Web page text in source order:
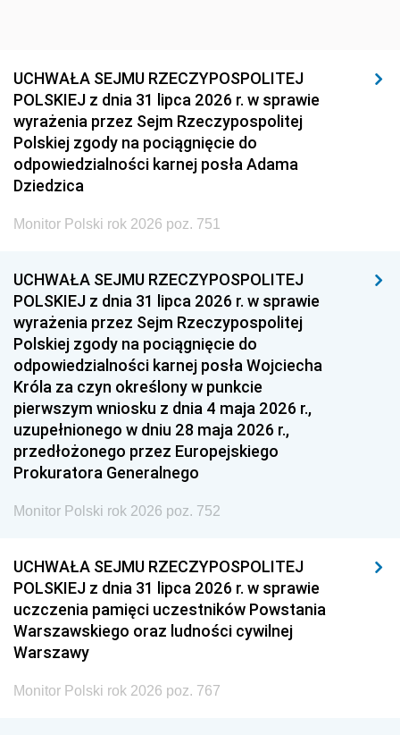
UCHWAŁA SEJMU RZECZYPOSPOLITEJ
POLSKIEJ z dnia 31 lipca 2026 r. w sprawie
wyrażenia przez Sejm Rzeczypospolitej
Polskiej zgody na pociągnięcie do
odpowiedzialności karnej posła Adama
Dziedzica
Monitor Polski rok 2026 poz. 751
UCHWAŁA SEJMU RZECZYPOSPOLITEJ
POLSKIEJ z dnia 31 lipca 2026 r. w sprawie
wyrażenia przez Sejm Rzeczypospolitej
Polskiej zgody na pociągnięcie do
odpowiedzialności karnej posła Wojciecha
Króla za czyn określony w punkcie
pierwszym wniosku z dnia 4 maja 2026 r.,
uzupełnionego w dniu 28 maja 2026 r.,
przedłożonego przez Europejskiego
Prokuratora Generalnego
Monitor Polski rok 2026 poz. 752
UCHWAŁA SEJMU RZECZYPOSPOLITEJ
POLSKIEJ z dnia 31 lipca 2026 r. w sprawie
uczczenia pamięci uczestników Powstania
Warszawskiego oraz ludności cywilnej
Warszawy
Monitor Polski rok 2026 poz. 767